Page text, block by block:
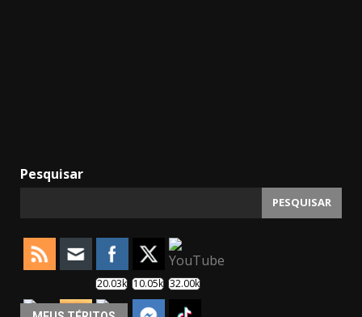
Pesquisar
PESQUISAR
20.03k 10.05k 32.00k